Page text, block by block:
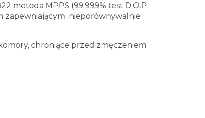
metoda MPPS (99.999% test D.O.P
zapewniającym nieporównywalnie
chroniące przed zmęczeniem